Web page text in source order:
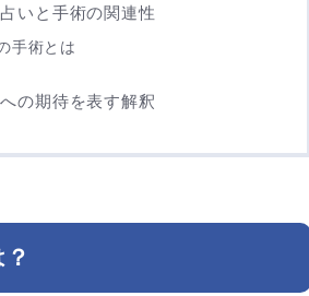
いと手術の関連性
手術とは
の期待を表す解釈